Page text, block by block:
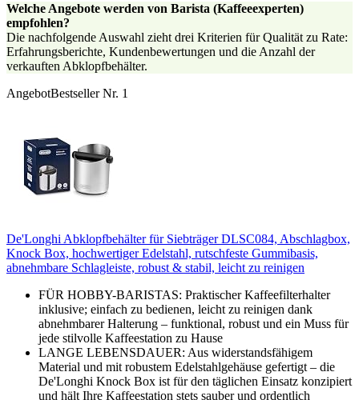
Welche Angebote werden von Barista (Kaffeeexperten)
empfohlen?
Die nachfolgende Auswahl zieht drei Kriterien für Qualität zu Rate:
Erfahrungsberichte, Kundenbewertungen und die Anzahl der
verkauften Abklopfbehälter.
AngebotBestseller Nr. 1
De'Longhi Abklopfbehälter für Siebträger DLSC084, Abschlagbox,
Knock Box, hochwertiger Edelstahl, rutschfeste Gummibasis,
abnehmbare Schlagleiste, robust & stabil, leicht zu reinigen
FÜR HOBBY-BARISTAS: Praktischer Kaffeefilterhalter
inklusive; einfach zu bedienen, leicht zu reinigen dank
abnehmbarer Halterung – funktional, robust und ein Muss für
jede stilvolle Kaffeestation zu Hause
LANGE LEBENSDAUER: Aus widerstandsfähigem
Material und mit robustem Edelstahlgehäuse gefertigt – die
De'Longhi Knock Box ist für den täglichen Einsatz konzipiert
und hält Ihre Kaffeestation stets sauber und ordentlich